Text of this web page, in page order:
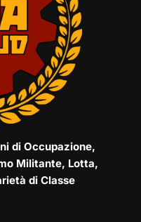
di Occupazione,
Militante, Lotta,
di Classe